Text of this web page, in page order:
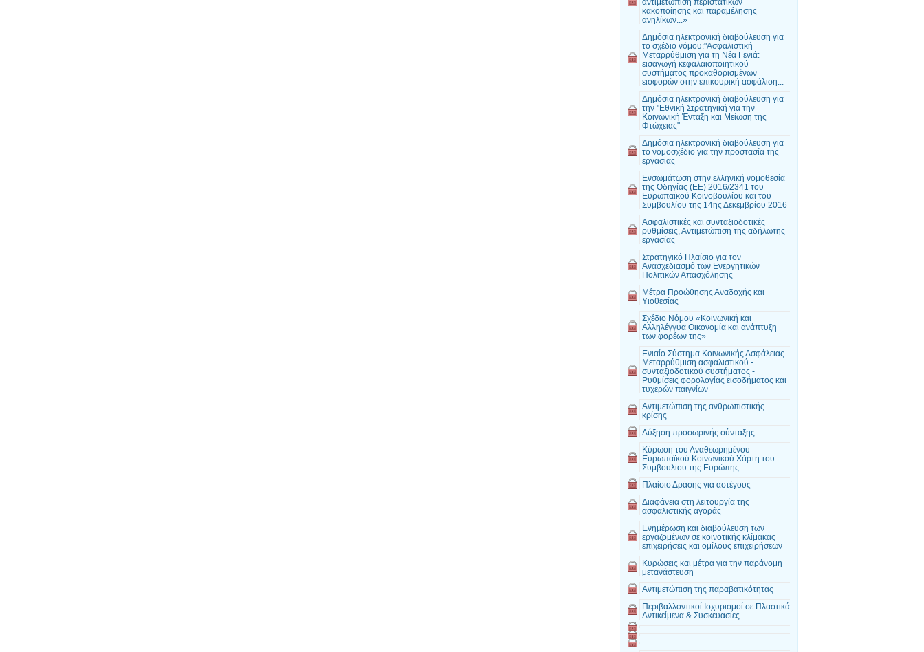
κακοποίησης και παραμέλησης
ανηλίκων...»
Δημόσια ηλεκτρονική διαβούλευση για
το σχέδιο νόμου:"Ασφαλιστική
Μεταρρύθμιση για τη Νέα Γενιά:
εισαγωγή κεφαλαιοποιητικού
συστήματος προκαθορισμένων
εισφορών στην επικουρική ασφάλιση...
Δημόσια ηλεκτρονική διαβούλευση για
την "Εθνική Στρατηγική για την
Κοινωνική Ένταξη και Μείωση της
Φτώχειας"
Δημόσια ηλεκτρονική διαβούλευση για
το νομοσχέδιο για την προστασία της
εργασίας
Ενσωμάτωση στην ελληνική νομοθεσία
της Οδηγίας (EE) 2016/2341 του
Ευρωπαϊκού Κοινοβουλίου και του
Συμβουλίου της 14ης Δεκεμβρίου 2016
Ασφαλιστικές και συνταξιοδοτικές
ρυθμίσεις, Αντιμετώπιση της αδήλωτης
εργασίας
Στρατηγικό Πλαίσιο για τον
Ανασχεδιασμό των Ενεργητικών
Πολιτικών Απασχόλησης
Μέτρα Προώθησης Αναδοχής και
Υιοθεσίας
Σχέδιο Νόμου «Κοινωνική και
Αλληλέγγυα Οικονομία και ανάπτυξη
των φορέων της»
Ενιαίο Σύστημα Κοινωνικής Ασφάλειας -
Μεταρρύθμιση ασφαλιστικού -
συνταξιοδοτικού συστήματος -
Ρυθμίσεις φορολογίας εισοδήματος και
τυχερών παιγνίων
Αντιμετώπιση της ανθρωπιστικής
κρίσης
Αύξηση προσωρινής σύνταξης
Κύρωση του Αναθεωρημένου
Ευρωπαϊκού Κοινωνικού Χάρτη του
Συμβουλίου της Ευρώπης
Πλαίσιο Δράσης για αστέγους
Διαφάνεια στη λειτουργία της
ασφαλιστικής αγοράς
Ενημέρωση και διαβούλευση των
εργαζομένων σε κοινοτικής κλίμακας
επιχειρήσεις και ομίλους επιχειρήσεων
Κυρώσεις και μέτρα για την παράνομη
μετανάστευση
Αντιμετώπιση της παραβατικότητας
Περιβαλλοντικοί Ισχυρισμοί σε Πλαστικά
Αντικείμενα & Συσκευασίες